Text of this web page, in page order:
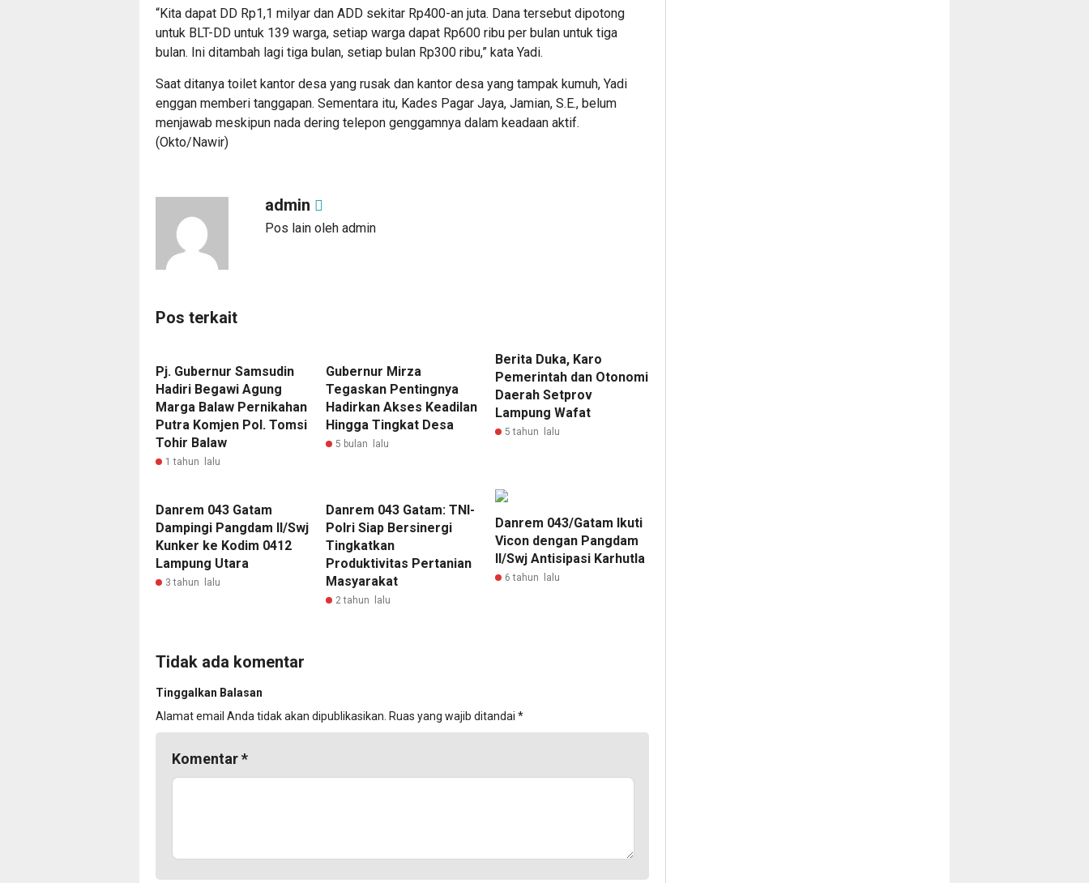
“Kita dapat DD Rp1,1 milyar dan ADD sekitar Rp400-an juta. Dana tersebut dipotong
untuk BLT-DD untuk 139 warga, setiap warga dapat Rp600 ribu per bulan untuk tiga
bulan. Ini ditambah lagi tiga bulan, setiap bulan Rp300 ribu,” kata Yadi.
Saat ditanya toilet kantor desa yang rusak dan kantor desa yang tampak kumuh, Yadi
enggan memberi tanggapan. Sementara itu, Kades Pagar Jaya, Jamian, S.E., belum
menjawab meskipun nada dering telepon genggamnya dalam keadaan aktif.
(Okto/Nawir)
admin
Pos lain oleh admin
Pos terkait
Pj. Gubernur Samsudin
Hadiri Begawi Agung
Marga Balaw Pernikahan
Putra Komjen Pol. Tomsi
Tohir Balaw
1 tahun lalu
Gubernur Mirza
Tegaskan Pentingnya
Hadirkan Akses Keadilan
Hingga Tingkat Desa
5 bulan lalu
Berita Duka, Karo
Pemerintah dan Otonomi
Daerah Setprov
Lampung Wafat
5 tahun lalu
Danrem 043 Gatam
Dampingi Pangdam ll/Swj
Kunker ke Kodim 0412
Lampung Utara
3 tahun lalu
Danrem 043 Gatam: TNI-
Polri Siap Bersinergi
Tingkatkan
Produktivitas Pertanian
Masyarakat
2 tahun lalu
Danrem 043/Gatam Ikuti
Vicon dengan Pangdam
ll/Swj Antisipasi Karhutla
6 tahun lalu
Tidak ada komentar
Tinggalkan Balasan
Alamat email Anda tidak akan dipublikasikan. Ruas yang wajib ditandai *
Komentar*